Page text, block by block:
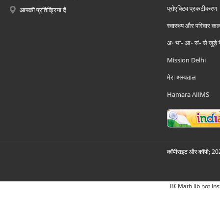
आपकी प्रतिक्रिया दें
प्रोएक्टिव प्रकटीकरण
स्वास्थ्य और परिवार
अ॰ भा॰ आ॰ सं॰ से जुड़े
Mission Delhi
मेरा अस्पताल
Hamara AIIMS
कॉपीराइट और कॉपी;
BCMath lib not